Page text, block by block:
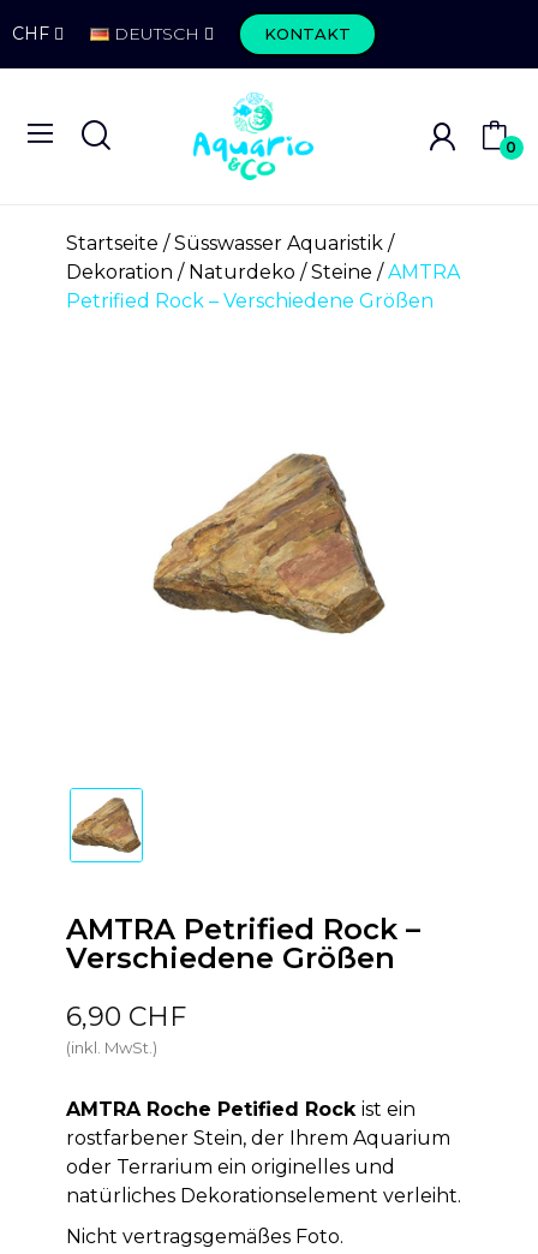
CHF DEUTSCH KONTAKT
0
Startseite
Süsswasser Aquaristik
Dekoration
Naturdeko Steine
AMTRA
Petrified Rock – Verschiedene Größen
AMTRA Petrified Rock –
Verschiedene Größen
6,90 CHF
(inkl. MwSt.)
AMTRA Roche Petified Rock ist ein
rostfarbener Stein, der Ihrem Aquarium
oder Terrarium ein originelles und
natürliches Dekorationselement verleiht.
Nicht vertragsgemäßes Foto.